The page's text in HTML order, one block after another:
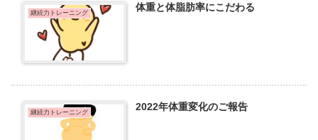
継続力トレーニング 体重と体脂肪率にこだわる
継続力トレーニング 2022年体重変化のご報告